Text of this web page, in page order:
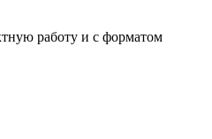
работу и с форматом